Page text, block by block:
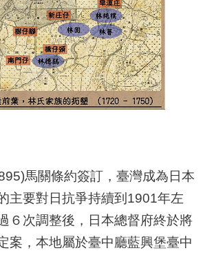
馬關條約簽訂，臺灣成為日本
主要對日抗爭持續到 1901年左
６次調整後，日本總督府終於將
案，本地屬於臺中廳藍興堡臺中